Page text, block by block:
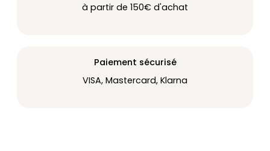
à partir de 150€ d'achat
Paiement sécurisé
VISA, Mastercard, Klarna